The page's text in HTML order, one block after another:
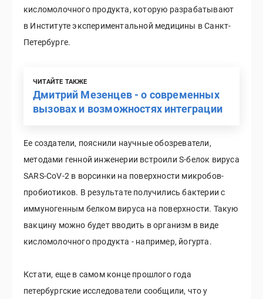
кисломолочного продукта, которую разрабатывают
в Институте экспериментальной медицины в Санкт-
Петербурге.
ЧИТАЙТЕ ТАКЖЕ
Дмитрий Мезенцев - о современных
вызовах и возможностях интеграции
Ее создатели, пояснили научные обозреватели,
методами генной инженерии встроили S-белок вируса
SARS-CoV-2 в ворсинки на поверхности микробов-
пробиотиков. В результате получились бактерии с
иммуногенным белком вируса на поверхности. Такую
вакцину можно будет вводить в организм в виде
кисломолочного продукта - например, йогурта.
Кстати, еще в самом конце прошлого года
петербургские исследователи сообщили, что у